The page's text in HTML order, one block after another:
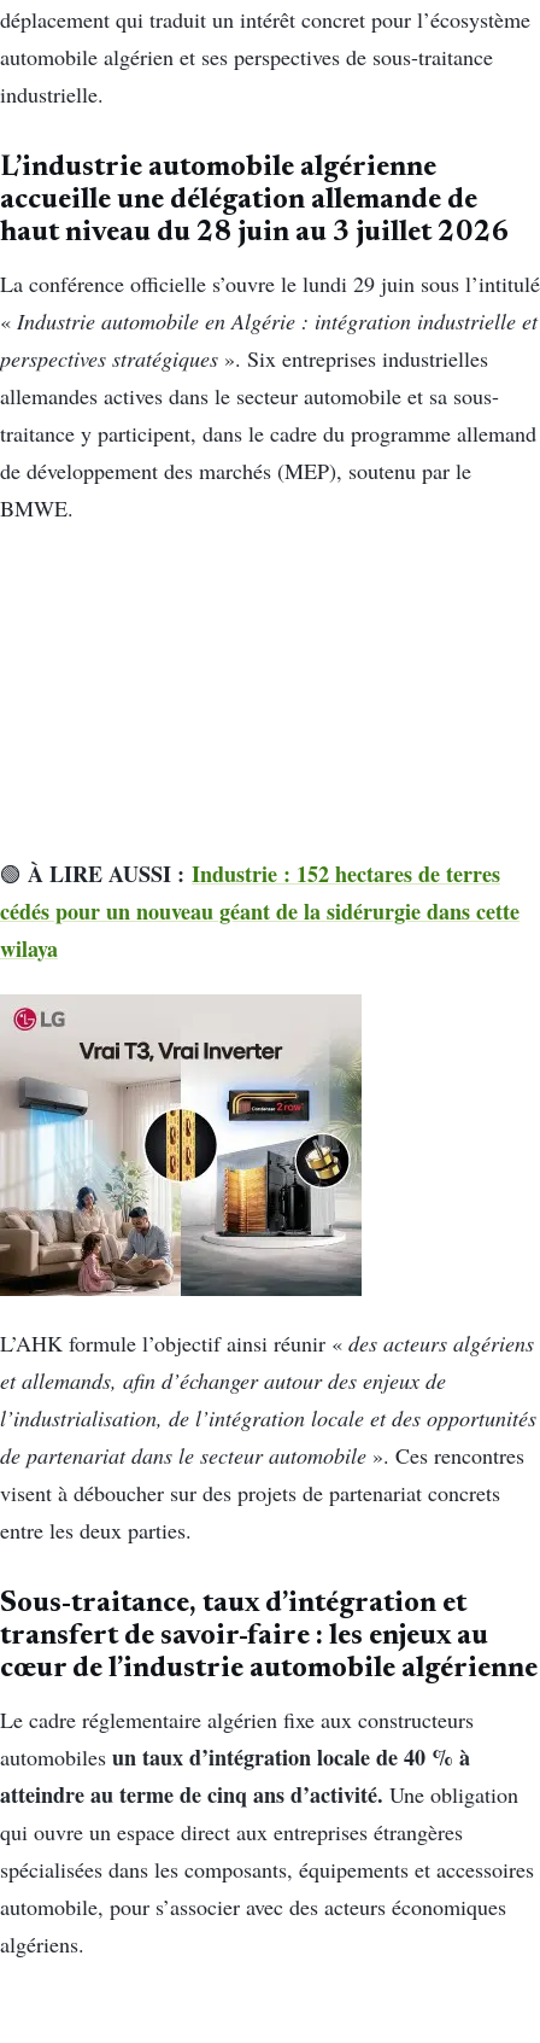
déplacement qui traduit un intérêt concret pour l’écosystème
automobile algérien et ses perspectives de sous-traitance
industrielle.
L’industrie automobile algérienne
accueille une délégation allemande de
haut niveau du 28 juin au 3 juillet 2026
La conférence officielle s’ouvre le lundi 29 juin sous l’intitulé
« Industrie automobile en Algérie : intégration industrielle et
perspectives stratégiques ». Six entreprises industrielles
allemandes actives dans le secteur automobile et sa sous-
traitance y participent, dans le cadre du programme allemand
de développement des marchés (MEP), soutenu par le
BMWE.
🟢 À LIRE AUSSI : Industrie : 152 hectares de terres
cédés pour un nouveau géant de la sidérurgie dans cette
wilaya
L’AHK formule l’objectif ainsi réunir « des acteurs algériens
et allemands, afin d’échanger autour des enjeux de
l’industrialisation, de l’intégration locale et des opportunités
de partenariat dans le secteur automobile ». Ces rencontres
visent à déboucher sur des projets de partenariat concrets
entre les deux parties.
Sous-traitance, taux d’intégration et
transfert de savoir-faire : les enjeux au
cœur de l’industrie automobile algérienne
Le cadre réglementaire algérien fixe aux constructeurs
automobiles un taux d’intégration locale de 40 % à
atteindre au terme de cinq ans d’activité. Une obligation
qui ouvre un espace direct aux entreprises étrangères
spécialisées dans les composants, équipements et accessoires
automobile, pour s’associer avec des acteurs économiques
algériens.